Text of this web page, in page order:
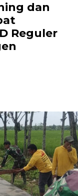
dan
Reguler